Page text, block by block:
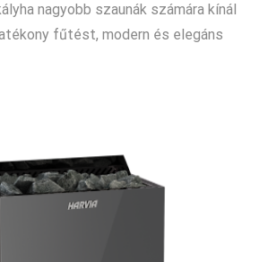
nagyobb szaunák számára kínál
fűtést, modern és elegáns